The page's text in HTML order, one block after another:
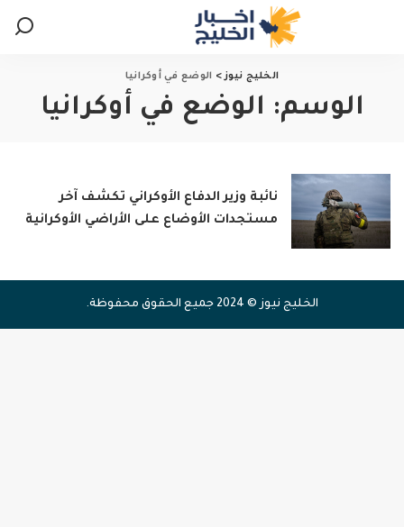
الخليج نيوز> الوضع في أوكرانيا
الوسم: الوضع في أوكرانيا
نائبة وزير الدفاع الأوكراني تكشف آخر
مستجدات الأوضاع على الأراضي الأوكرانية
الخليج نيوز © 2024 جميع الحقوق محفوظة.